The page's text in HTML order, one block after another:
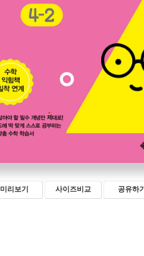
미리보기 사이즈비교 공유하기